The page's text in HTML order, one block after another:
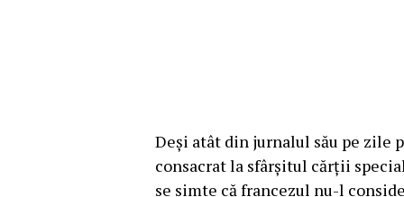
Deși atât din jurnalul său pe
consacrat la sfârșitul cărții
se simte că francezul nu-l